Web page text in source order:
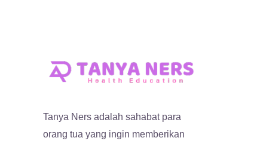
Tanya Ners adalah sahabat para
orang tua yang ingin memberikan